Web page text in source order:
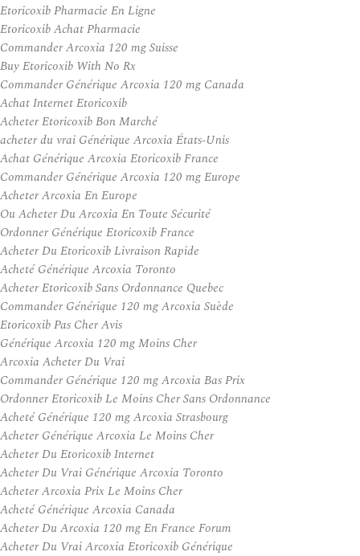
Etoricoxib Pharmacie En Ligne
Etoricoxib Achat Pharmacie
Commander Arcoxia 120 mg Suisse
Buy Etoricoxib With No Rx
Commander Générique Arcoxia 120 mg Canada
Achat Internet Etoricoxib
Acheter Etoricoxib Bon Marché
acheter du vrai Générique Arcoxia États-Unis
Achat Générique Arcoxia Etoricoxib France
Commander Générique Arcoxia 120 mg Europe
Acheter Arcoxia En Europe
Ou Acheter Du Arcoxia En Toute Sécurité
Ordonner Générique Etoricoxib France
Acheter Du Etoricoxib Livraison Rapide
Acheté Générique Arcoxia Toronto
Acheter Etoricoxib Sans Ordonnance Quebec
Commander Générique 120 mg Arcoxia Suède
Etoricoxib Pas Cher Avis
Générique Arcoxia 120 mg Moins Cher
Arcoxia Acheter Du Vrai
Commander Générique 120 mg Arcoxia Bas Prix
Ordonner Etoricoxib Le Moins Cher Sans Ordonnance
Acheté Générique 120 mg Arcoxia Strasbourg
Acheter Générique Arcoxia Le Moins Cher
Acheter Du Etoricoxib Internet
Acheter Du Vrai Générique Arcoxia Toronto
Acheter Arcoxia Prix Le Moins Cher
Acheté Générique Arcoxia Canada
Acheter Du Arcoxia 120 mg En France Forum
Acheter Du Vrai Arcoxia Etoricoxib Générique